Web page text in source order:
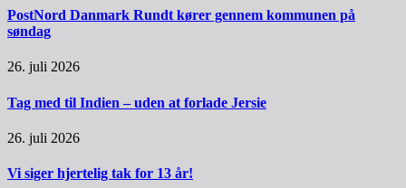
PostNord Danmark Rundt kører gennem kommunen på
søndag
26. juli 2026
Tag med til Indien – uden at forlade Jersie
26. juli 2026
Vi siger hjertelig tak for 13 år!